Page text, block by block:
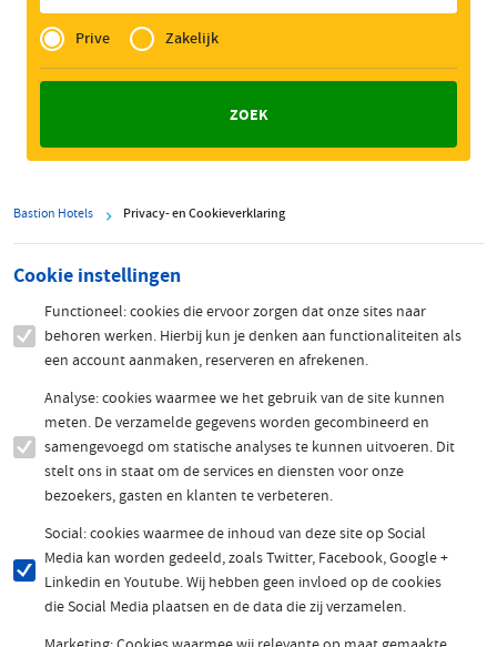
Privé
of
Zakelijk
Prive Zakelijk
Bastion Hotels Privacy- en Cookieverklaring
Cookie instellingen
Functioneel: cookies die ervoor zorgen dat onze sites naar
behoren werken. Hierbij kun je denken aan functionaliteiten als
een account aanmaken, reserveren en afrekenen.
Analyse: cookies waarmee we het gebruik van de site kunnen
meten. De verzamelde gegevens worden gecombineerd en
samengevoegd om statische analyses te kunnen uitvoeren. Dit
stelt ons in staat om de services en diensten voor onze
bezoekers, gasten en klanten te verbeteren.
Social: cookies waarmee de inhoud van deze site op Social
Media kan worden gedeeld, zoals Twitter, Facebook, Google +
Linkedin en Youtube. Wij hebben geen invloed op de cookies
die Social Media plaatsen en de data die zij verzamelen.